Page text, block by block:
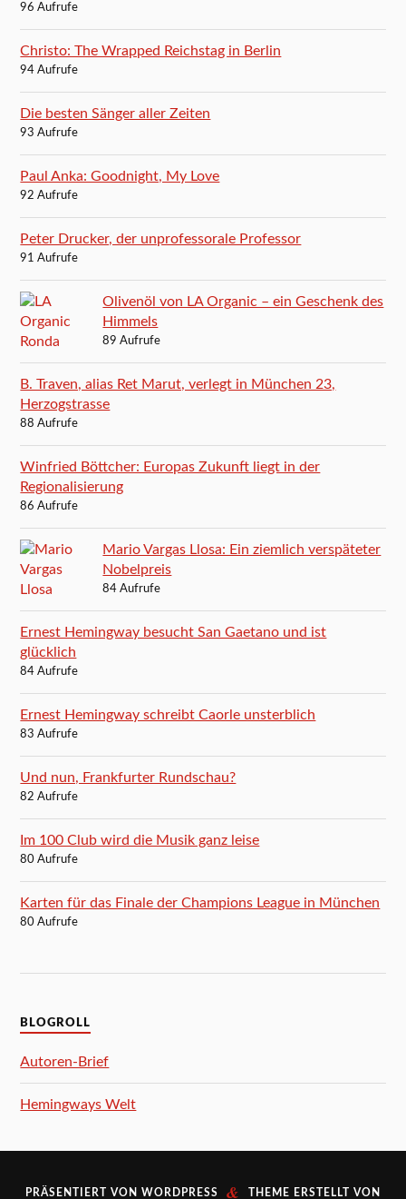
96 Aufrufe
Christo: The Wrapped Reichstag in Berlin
94 Aufrufe
Die besten Sänger aller Zeiten
93 Aufrufe
Paul Anka: Goodnight, My Love
92 Aufrufe
Peter Drucker, der unprofessorale Professor
91 Aufrufe
Olivenöl von LA Organic – ein Geschenk des
Himmels
89 Aufrufe
B. Traven, alias Ret Marut, verlegt in München 23,
Herzogstrasse
88 Aufrufe
Winfried Böttcher: Europas Zukunft liegt in der
Regionalisierung
86 Aufrufe
Mario Vargas Llosa: Ein ziemlich verspäteter
Nobelpreis
84 Aufrufe
Ernest Hemingway besucht San Gaetano und ist
glücklich
84 Aufrufe
Ernest Hemingway schreibt Caorle unsterblich
83 Aufrufe
Und nun, Frankfurter Rundschau?
82 Aufrufe
Im 100 Club wird die Musik ganz leise
80 Aufrufe
Karten für das Finale der Champions League in München
80 Aufrufe
BLOGROLL
Autoren-Brief
Hemingways Welt
PRÄSENTIERT VON WORDPRESS & THEME ERSTELLT VON